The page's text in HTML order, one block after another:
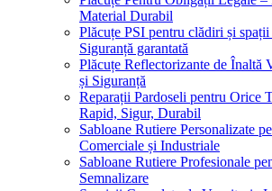
Material Durabil
Plăcuțe PSI pentru clădiri și
Siguranță garantată
Plăcuțe Reflectorizante de Înaltă
și Siguranță
Reparații Pardoseli pentru Orice
Rapid, Sigur, Durabil
Sabloane Rutiere Personalizate
Comerciale și Industriale
Sabloane Rutiere Profesionale
Semnalizare